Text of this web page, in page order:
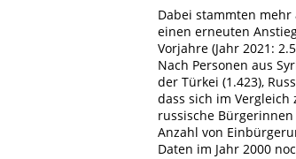
Dabei stammten
einen erneuten
Vorjahre (Jahr 2021:
Nach Personen aus
der Türkei (1.423),
dass sich im
russische
Anzahl von
Daten im Jahr 2000